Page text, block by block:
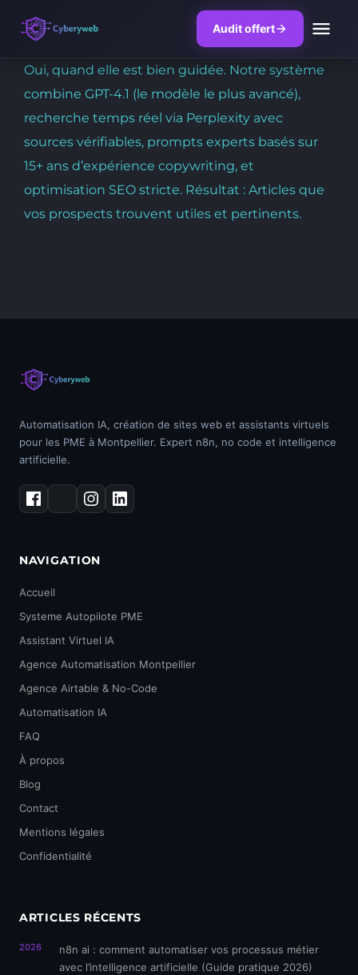
Skip
content
Audit offert
Oui, quand elle est bien guidée. Notre système
combine GPT-4.1 (le modèle le plus avancé),
recherche temps réel via Perplexity avec
sources vérifiables, prompts experts basés sur
15+ ans d’expérience copywriting, et
optimisation SEO stricte. Résultat : Articles que
vos prospects trouvent utiles et pertinents.
Automatisation IA, création de sites web et assistants virtuels
pour les PME à Montpellier. Expert n8n, no code et intelligence
artificielle.
NAVIGATION
Accueil
Systeme Autopilote PME
Assistant Virtuel IA
Agence Automatisation Montpellier
Agence Airtable & No-Code
Automatisation IA
FAQ
À propos
Blog
Contact
Mentions légales
Confidentialité
ARTICLES RÉCENTS
2026
n8n ai : comment automatiser vos processus métier
avec l’intelligence artificielle (Guide pratique 2026)